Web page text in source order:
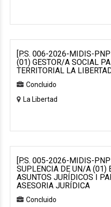
[P.S. 006-2026-MIDIS-
(01) GESTOR/A SOCIAL
TERRITORIAL LA
Concluido
La Libertad
[P.S. 005-2026-MIDIS-
SUPLENCIA DE UN/A (01)
ASUNTOS JURÍDICOS I
ASESORIA JURÍDICA
Concluido